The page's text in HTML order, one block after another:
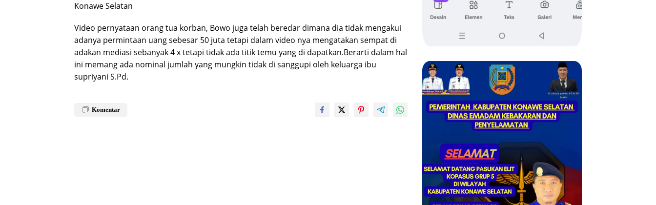
Konawe Selatan
Video pernyataan orang tua korban, Bowo juga telah beredar dimana dia tidak mengakui
adanya permintaan uang sebesar 50 juta tetapi dalam video nya mengatakan sempat di
adakan mediasi sebanyak 4 x tetapi tidak ada titik temu yang di dapatkan.Berarti dalam hal
ini memang ada nominal jumlah yang mungkin tidak di sanggupi oleh keluarga ibu
supriyani S.Pd.
Komentar